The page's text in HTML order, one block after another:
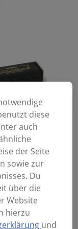
diese
auch
der Seite
sowie zur
Du
über die
Website
hierzu
und